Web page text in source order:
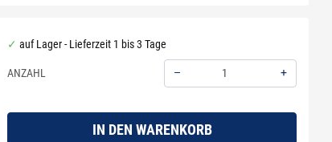
auf Lager - Lieferzeit 1 bis 3 Tage
ANZAHL –
+
IN DEN WARENKORB